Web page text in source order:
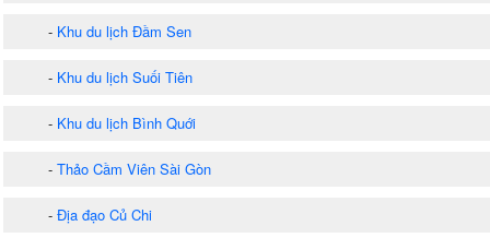
- Khu du lịch Đầm Sen
- Khu du lịch Suối Tiên
- Khu du lịch Bình Quới
- Thảo Cầm Viên Sài Gòn
- Địa đạo Củ Chi